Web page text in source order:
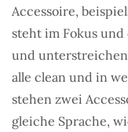
Accessoire,
steht im Fokus
und unterstreichen
alle clean und in
stehen zwei
gleiche Sprache,